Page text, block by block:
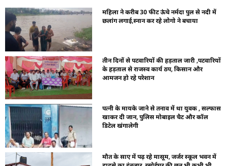
महिला ने करीब 30 फीट ऊंचे नर्मदा पुल से नदी में
छलांग लगाई,स्नान कर रहे लोगो ने बचाया
तीन दिनों से पटवारियों की हड़ताल जारी ,पटवारियों
के हड़ताल से राजस्व कार्य ठप, किसान और
आमजन हो रहे परेशान
पत्नी के मायके जाने से तनाव में था युवक , सल्फास
खाकर दी जान, पुलिस मोबाइल चैट और कॉल
डिटेल खंगालेगी
मौत के साए में पढ़ रहे मासूम, जर्जर स्कूल भवन में